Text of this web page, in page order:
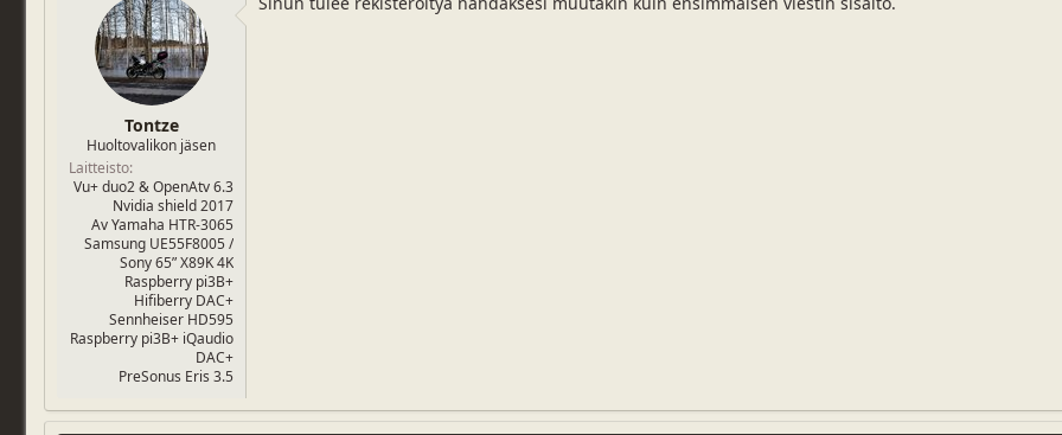
i
v
ä
m
ä
ä
r
ä
Tontze
Huoltovalikon jäsen
Laitteisto
Vu+ duo2 & OpenAtv 6.3
Nvidia shield 2017
Av Yamaha HTR-3065
Samsung UE55F8005 /
Sony 65” X89K 4K
Raspberry pi3B+
Hifiberry DAC+
Sennheiser HD595
Raspberry pi3B+ iQaudio
DAC+
PreSonus Eris 3.5